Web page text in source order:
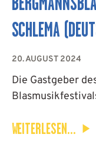
SCHLEMA
20. AUGUST 2024
Die Gastgeber
WEITERLESEN...